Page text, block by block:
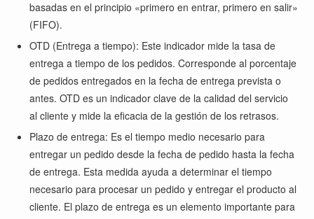
basadas en el principio «primero en entrar, primero en salir»
(FIFO).
OTD (Entrega a tiempo): Este indicador mide la tasa de
entrega a tiempo de los pedidos. Corresponde al porcentaje
de pedidos entregados en la fecha de entrega prevista o
antes. OTD es un indicador clave de la calidad del servicio
al cliente y mide la eficacia de la gestión de los retrasos.
Plazo de entrega: Es el tiempo medio necesario para
entregar un pedido desde la fecha de pedido hasta la fecha
de entrega. Esta medida ayuda a determinar el tiempo
necesario para procesar un pedido y entregar el producto al
cliente. El plazo de entrega es un elemento importante para